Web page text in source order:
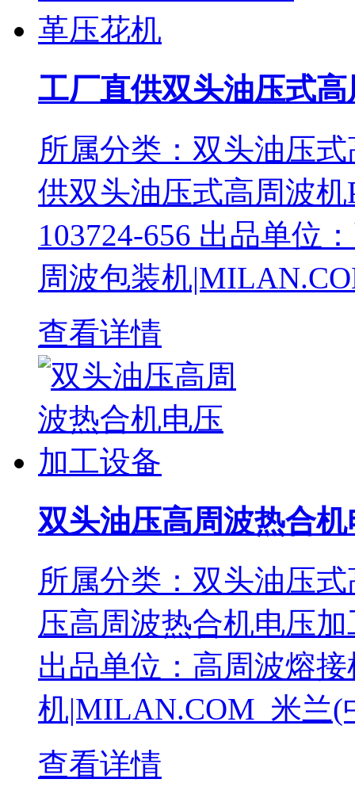
工厂直供双头油压式
所属分类：双头油压
供双头油压式高周波
103724-656 出品单位
周波包装机
查看详情
双头油压高周波热合
所属分类：双头油压
压高周波热合机电压
出品单位：高周波熔
机|MILAN.COM_米兰(
查看详情